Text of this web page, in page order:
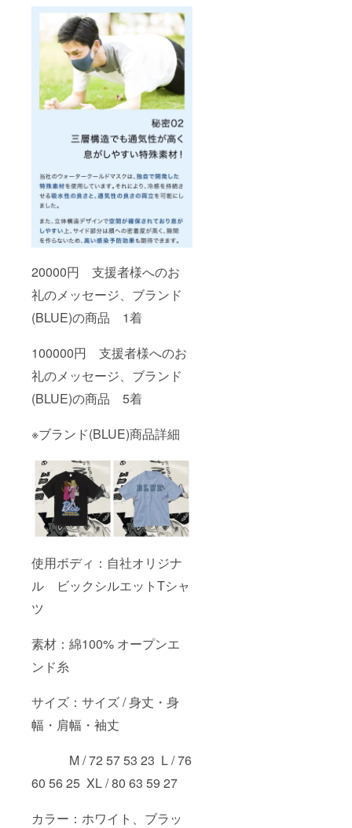
20000円 支援者様へのお
礼のメッセージ、ブランド
(BLUE)の商品 1着
100000円 支援者様へのお
礼のメッセージ、ブランド
(BLUE)の商品 5着
※ブランド(BLUE)商品詳細
使用ボディ：自社オリジナ
ル ビックシルエットTシャ
ツ
素材：綿100% オープンエ
ンド糸
サイズ：サイズ / 身丈・身
幅・肩幅・袖丈
M / 72 57 53 23 L / 76
60 56 25 XL / 80 63 59 27
カラー：ホワイト、ブラッ